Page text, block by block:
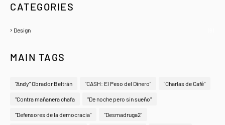
CATEGORIES
Design
MAIN TAGS
"Andy" Obrador Beltrán "CASH: El Peso del Dinero" "Charlas de Café"
"Contra mañanera chafa "De noche pero sin sueño"
"Defensores de la democracia" "Desmadruga2"